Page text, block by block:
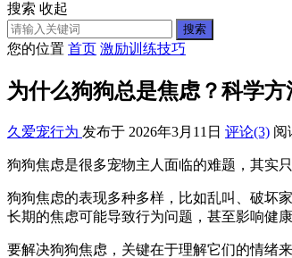
搜索 收起
搜索
您的位置 首页 激励训练技巧
为什么狗狗总是焦虑？科学
久爱宠行为 发布于 2026年3月11日 评论(3) 阅
狗狗焦虑是很多宠物主人面临的难题，其实
狗狗焦虑的表现多种多样，比如乱叫、破坏
长期的焦虑可能导致行为问题，甚至影响健康
要解决狗狗焦虑，关键在于理解它们的情绪